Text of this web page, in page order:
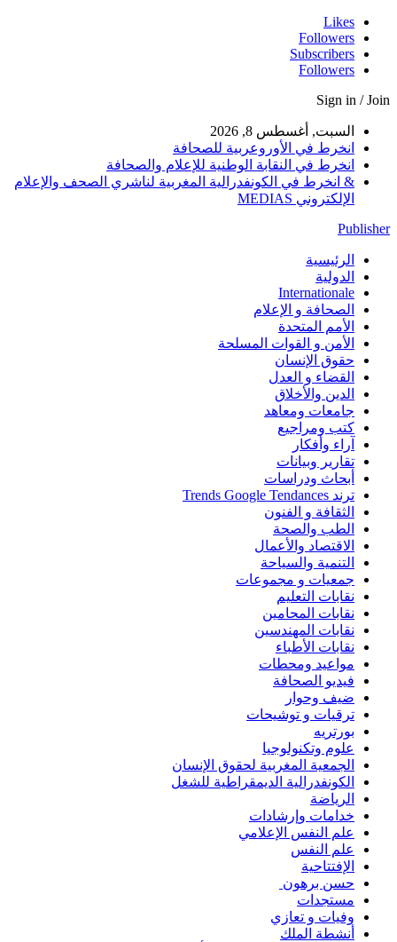
Likes
Followers
Subscribers
Followers
Sign in / Join
السبت, أغسطس 8, 2026
انخرط في الأوروعربية للصحافة
انخرط في النقابة الوطنية للإعلام والصحافة
& انخرط في الكونفدرالية المغربية لناشري الصحف والإعلام
الإلكتروني MEDIAS
Publisher
الرئيسية
الدولية
Internationale
الصحافة و الإعلام
الأمم المتحدة
الأمن و القوات المسلحة
حقوق الإنسان
القضاء و العدل
الدين والأخلاق
جامعات ومعاهد
كتب ومراجيع
آراء وأفكار
تقارير وبيانات
أبحاث ودراسات
ترند Trends Google Tendances
الثقافة و الفنون
الطب والصحة
الاقتصاد والأعمال
التنمية والسياحة
جمعيات و مجموعات
نقابات التعليم
نقابات المحامين
نقابات المهندسين
نقابات الأطباء
مواعيد ومحطات
فيديو الصحافة
ضيف وحوار
ترقيات و توشيحات
بورتريه
علوم وتكنولوجيا
الجمعية المغربية لحقوق الإنسان
الكونفدرالية الديمقراطية للشغل
الرياضة
خدامات وإرشادات
علم النفس الإعلامي
علم النفس
الإفتتاحية
حسن برهون
مستجدات
وفيات و تعازي
أنشطة الملك